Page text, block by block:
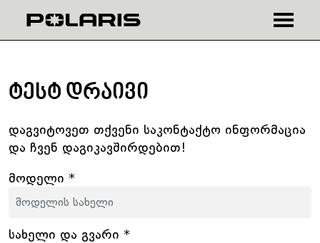
ტესტ დრაივი
დაგვიტოვეთ თქვენი საკონტაქტო ინფორმაცია
და ჩვენ დაგიკავშირდებით!
მოდელი *
სახელი და გვარი *